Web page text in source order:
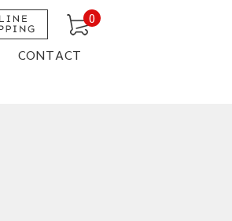
CONTACT
0